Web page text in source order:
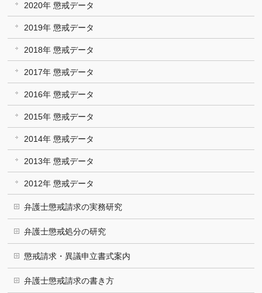
2020年 懲戒データ
2019年 懲戒データ
2018年 懲戒データ
2017年 懲戒データ
2016年 懲戒データ
2015年 懲戒データ
2014年 懲戒データ
2013年 懲戒データ
2012年 懲戒データ
弁護士懲戒請求の実務研究
弁護士懲戒処分の研究
懲戒請求・異議申立書式案内
弁護士懲戒請求の書き方